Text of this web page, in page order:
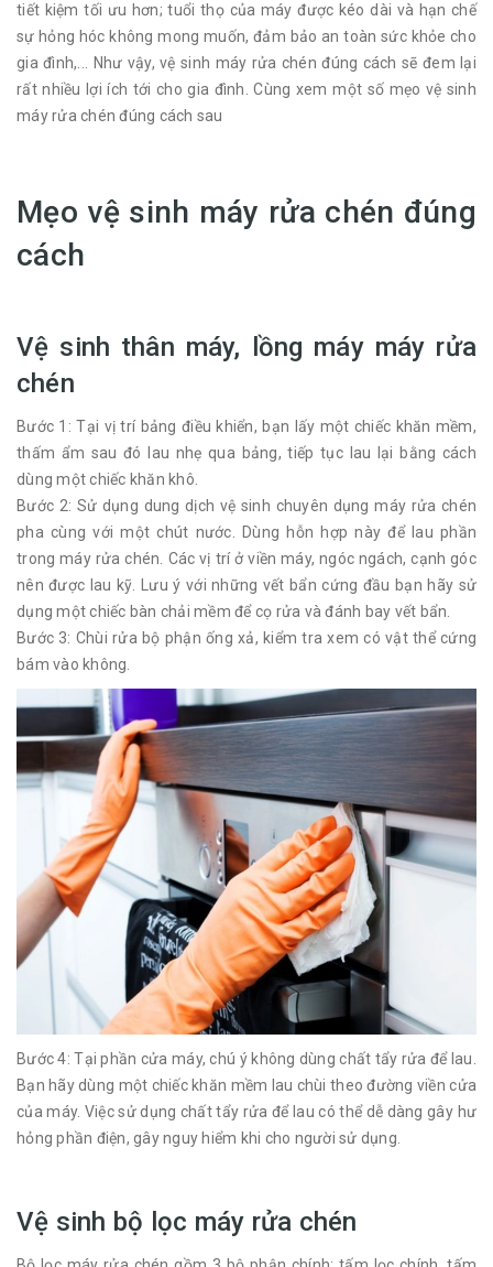
tiết kiệm tối ưu hơn; tuổi thọ của máy được kéo dài và hạn chế
sự hỏng hóc không mong muốn, đảm bảo an toàn sức khỏe cho
gia đình,... Như vậy, vệ sinh máy rửa chén đúng cách sẽ đem lại
rất nhiều lợi ích tới cho gia đình. Cùng xem một số mẹo vệ sinh
máy rửa chén đúng cách sau
Mẹo vệ sinh máy rửa chén đúng
cách
Vệ sinh thân máy, lồng máy máy rửa
chén
Bước 1: Tại vị trí bảng điều khiển, bạn lấy một chiếc khăn mềm,
thấm ẩm sau đó lau nhẹ qua bảng, tiếp tục lau lại bằng cách
dùng một chiếc khăn khô.
Bước 2: Sử dụng dung dịch vệ sinh chuyên dụng máy rửa chén
pha cùng với một chút nước. Dùng hỗn hợp này để lau phần
trong máy rửa chén. Các vị trí ở viền máy, ngóc ngách, cạnh góc
nên được lau kỹ. Lưu ý với những vết bẩn cứng đầu bạn hãy sử
dụng một chiếc bàn chải mềm để cọ rửa và đánh bay vết bẩn.
Bước 3: Chùi rửa bộ phận ống xả, kiểm tra xem có vật thể cứng
bám vào không.
Bước 4: Tại phần cửa máy, chú ý không dùng chất tẩy rửa để lau.
Bạn hãy dùng một chiếc khăn mềm lau chùi theo đường viền cửa
của máy. Việc sử dụng chất tẩy rửa để lau có thể dễ dàng gây hư
hỏng phần điện, gây nguy hiểm khi cho người sử dụng.
Vệ sinh bộ lọc máy rửa chén